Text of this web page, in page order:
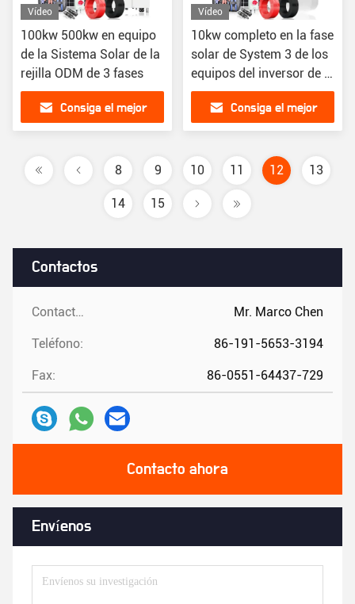
Contactos
Contactos: Mr. Marco Chen
Teléfono: 86-191-5653-3194
Fax: 86-0551-64437-729
Contacto ahora
Envíenos
Vídeo
100kw 500kw en equipo
de la Sistema Solar de la
rejilla ODM de 3 fases
Consiga el mejor
Vídeo
10kw completo en la fase
solar de System 3 de los
equipos del inversor de la
rejilla
Consiga el mejor
8 9 10 11 12 13
14 15